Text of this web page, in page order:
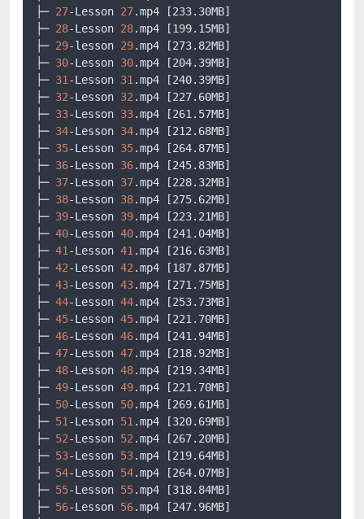
├─ 27-Lesson 27.mp4
[233.30MB]
├─ 28-Lesson 28.mp4
[199.15MB]
├─ 29-lesson 29.mp4
[273.82MB]
├─ 30-Lesson 30.mp4
[204.39MB]
├─ 31 -Lesson 31 .mp4
[240.39MB]
├─ 32-Lesson 32 .mp4
[227.60MB]
├─ 33-Lesson 33.mp4
[261.57MB]
├─ 34-Lesson 34.mp4
[212.68MB]
├─ 35-Lesson 35.mp4
[264.87MB]
├─ 36-Lesson 36.mp4
[245.83MB]
├─ 37-Lesson 37.mp4
[228.32MB]
├─ 38-Lesson 38.mp4
[275.62MB]
├─ 39-Lesson 39.mp4
[223.21MB]
├─ 40-Lesson 40.mp4
[241.04MB]
├─ 41 -Lesson 41 .mp4
[216.63MB]
├─ 42-Lesson 42 .mp4
[187.87MB]
├─ 43-Lesson 43.mp4
[271.75MB]
├─ 44-Lesson 44.mp4
[253.73MB]
├─ 45-Lesson 45.mp4
[221.70MB]
├─ 46-Lesson 46.mp4
[241.94MB]
├─ 47-Lesson 47.mp4
[218.92MB]
├─ 48-Lesson 48.mp4
[219.34MB]
├─ 49-Lesson 49.mp4
[221.70MB]
├─ 50-Lesson 50.mp4
[269.61MB]
├─ 51 -Lesson 51 .mp4
[320.69MB]
├─ 52-Lesson 52 .mp4
[267.20MB]
├─ 53-Lesson 53.mp4
[219.64MB]
├─ 54-Lesson 54.mp4
[264.07MB]
├─ 55-Lesson 55.mp4
[318.84MB]
├─ 56-Lesson 56.mp4
[247.96MB]